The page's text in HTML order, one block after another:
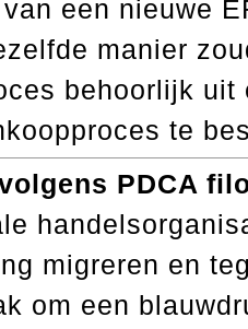
een nieuwe
manier
behoorlijk
te
PDCA
migreren en
om een